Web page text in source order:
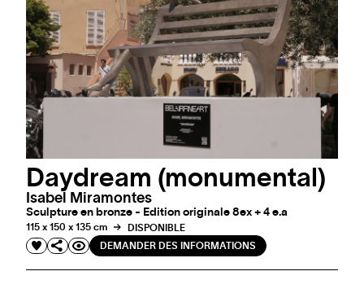
Daydream (monumental)
Isabel Miramontes
Sculpture en bronze - Edition originale 8ex + 4 e.a
115 x 150 x 135 cm
DISPONIBLE
DEMANDER DES INFORMATIONS